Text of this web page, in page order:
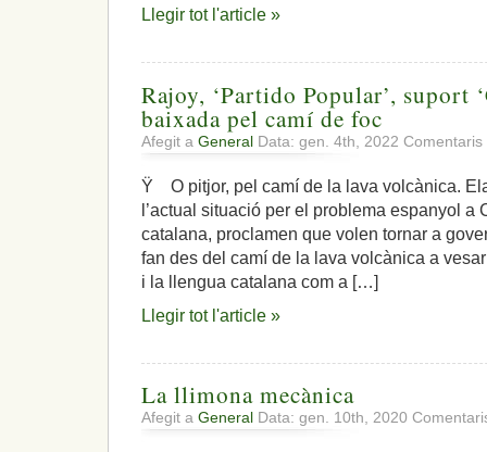
Llegir tot l'article »
Rajoy, ‘Partido Popular’, suport
baixada pel camí de foc
Afegit a General Data: gen. 4th, 2022 Comentaris
Ÿ O pitjor, pel camí de la lava volcànica.
l’actual situació per el problema espanyol
catalana, proclamen que volen tornar a
fan des del camí de la lava volcànica a
i la llengua catalana com a […]
Llegir tot l'article »
La llimona mecànica
Afegit a General Data: gen. 10th, 2020